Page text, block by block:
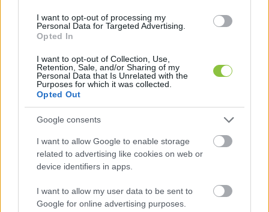
I want to opt-out of processing my
Personal Data for Targeted Advertising.
Opted In
I want to opt-out of Collection, Use,
Retention, Sale, and/or Sharing of my
Personal Data that Is Unrelated with the
Purposes for which it was collected.
Opted Out
Google consents
I want to allow Google to enable storage
related to advertising like cookies on web or
device identifiers in apps.
I want to allow my user data to be sent to
Google for online advertising purposes.
a külügyminiszter Orbán Anita,
az egészségügyi miniszter Hegedűs Zsolt,
a honvédelmi miniszter Ruszin-Szendi
Romulusz,
az élő környezetért felelős miniszter, régi
nevén környezetvédelmi miniszter Gajdos